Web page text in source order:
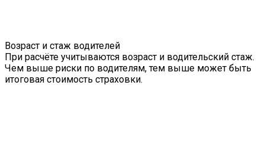
Возраст и стаж водителей
При расчёте учитываются возраст и водительский стаж.
Чем выше риски по водителям, тем выше может быть
итоговая стоимость страховки.